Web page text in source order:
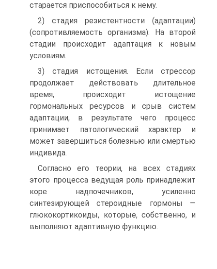
старается приспособиться к нему.
2) стадия резистентности (адаптации)
(сопротивляемость организма). На второй
стадии происходит адаптация к новым
условиям.
3) стадия истощения. Если стрессор
продолжает действовать длительное
время, происходит истощение
гормональных ресурсов и срыв систем
адаптации, в результате чего процесс
принимает патологический характер и
может завершиться болезнью или смертью
индивида.
Согласно его теории, на всех стадиях
этого процесса ведущая роль принадлежит
коре надпочечников, усиленно
синтезирующей стероидные гормоны —
глюкокортикоиды, которые, собственно, и
выпол­няют адаптивную функцию.